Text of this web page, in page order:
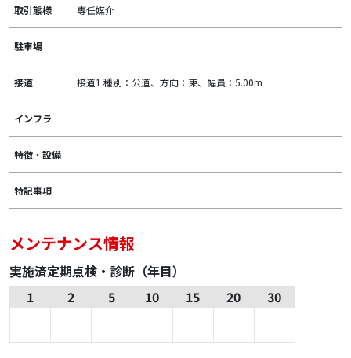
取引態様 専任媒介
駐車場
接道 接道1 種別：公道、方向：東、幅員：5.00m
インフラ
特徴・設備
特記事項
メンテナンス情報
実施済定期点検・診断（年目）
1
2 5 10 15 20 30